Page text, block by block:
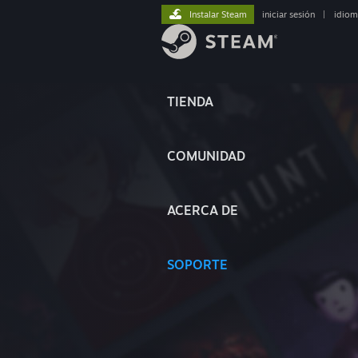
TIENDA
COMUNIDAD
ACERCA DE
SOPORTE
Instalar Steam iniciar sesión